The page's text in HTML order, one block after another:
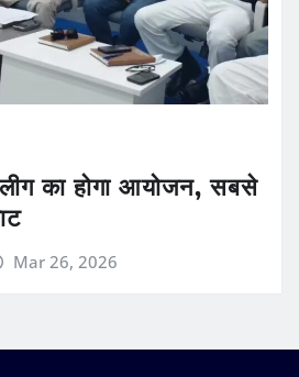
का होगा आयोजन, सबसे
Mar 26, 2026